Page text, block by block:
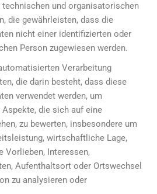
technischen und organisatorischen
die gewährleisten, dass die
nicht einer identifizierten oder
Person zugewiesen werden.
Verarbeitung
die darin besteht, dass diese
verwendet werden, um
die sich auf eine
zu bewerten, insbesondere um
wirtschaftliche Lage,
Vorlieben, Interessen,
Aufenthaltsort oder Ortswechsel
zu analysieren oder